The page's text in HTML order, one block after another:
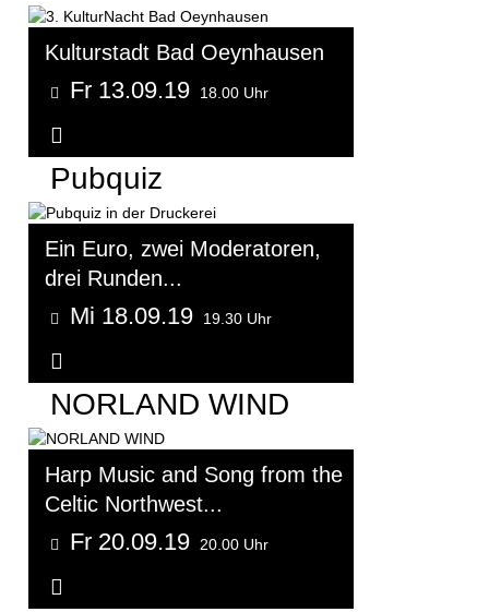
Kulturstadt Bad Oeynhausen
Fr 13.09.19 18.00 Uhr
Pubquiz
Ein Euro, zwei Moderatoren,
drei Runden...
Mi 18.09.19 19.30 Uhr
NORLAND WIND
Harp Music and Song from the
Celtic Northwest...
Fr 20.09.19 20.00 Uhr